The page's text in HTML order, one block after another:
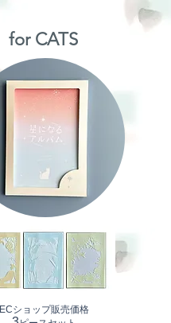
for CATS
ECショップ販売価格